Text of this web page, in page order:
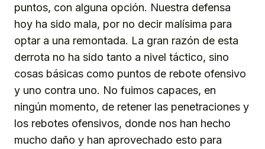
puntos, con alguna opción. Nuestra defensa
hoy ha sido mala, por no decir malísima para
optar a una remontada. La gran razón de esta
derrota no ha sido tanto a nivel táctico, sino
cosas básicas como puntos de rebote ofensivo
y uno contra uno. No fuimos capaces, en
ningún momento, de retener las penetraciones y
los rebotes ofensivos, donde nos han hecho
mucho daño y han aprovechado esto para